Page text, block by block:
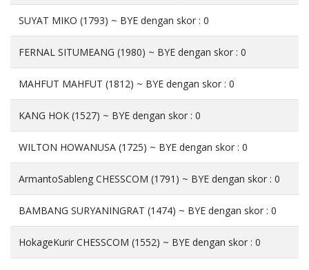
SUYAT MIKO (1793) ~ BYE dengan skor : 0
FERNAL SITUMEANG (1980) ~ BYE dengan skor : 0
MAHFUT MAHFUT (1812) ~ BYE dengan skor : 0
KANG HOK (1527) ~ BYE dengan skor : 0
WILTON HOWANUSA (1725) ~ BYE dengan skor : 0
ArmantoSableng CHESSCOM (1791) ~ BYE dengan skor : 0
BAMBANG SURYANINGRAT (1474) ~ BYE dengan skor : 0
HokageKurir CHESSCOM (1552) ~ BYE dengan skor : 0